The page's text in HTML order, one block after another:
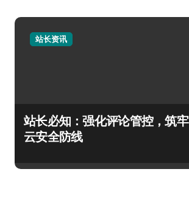
站长资讯
站长必知：强化评论管控，筑牢
云安全防线